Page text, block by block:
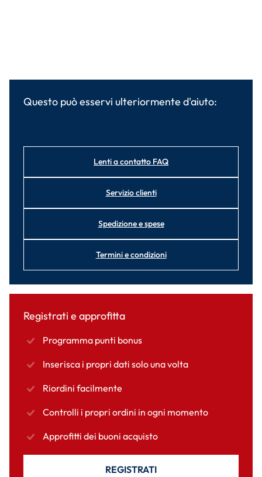
Questo può esservi ulteriormente d'aiuto:
Lenti a contatto FAQ
Servizio clienti
Spedizione e spese
Termini e condizioni
Registrati e approfitta
Programma punti bonus
Inserisca i propri dati solo una volta
Riordini facilmente
Controlli i propri ordini in ogni momento
Approfitti dei buoni acquisto
REGISTRATI